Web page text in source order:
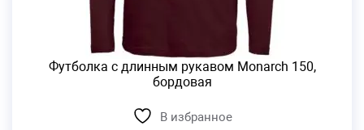
Футболка с длинным рукавом Monarch 150,
бордовая
В избранное